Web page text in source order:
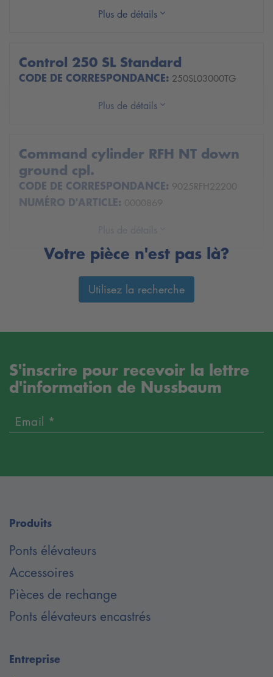
Plus de détails
Control 250 SL Standard
CODE DE CORRESPONDANCE: 250SL03000TG
Plus de détails
Command cylinder RFH NT down
ground cpl.
CODE DE CORRESPONDANCE: 9025RFH22200
NUMÉRO D'ARTICLE: 0000869
Votre pièce n'est pas là?
Utilisez la recherche
S'inscrire pour recevoir la lettre
d'information de Nussbaum
Email *
Produits
Ponts élévateurs
Accessoires
Pièces de rechange
Ponts élévateurs encastrés
Entreprise